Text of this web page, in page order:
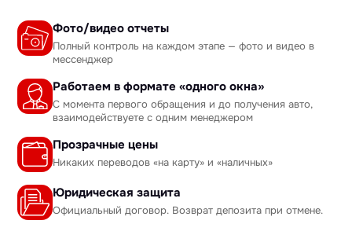
Фото/видео отчеты
Полный контроль на каждом этапе — фото и видео в
мессенджер
Работаем в формате «одного окна»
С момента первого обращения и до получения авто,
взаимодействуете с одним менеджером
Прозрачные цены
Никаких переводов «на карту» и «наличных»
Юридическая защита
Официальный договор. Возврат депозита при отмене.